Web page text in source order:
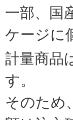
一部、国
ケージに
計量商品
す。
そのため